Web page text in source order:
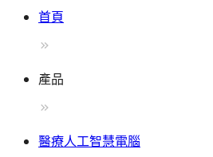
首頁
產品
醫療人工智慧電腦